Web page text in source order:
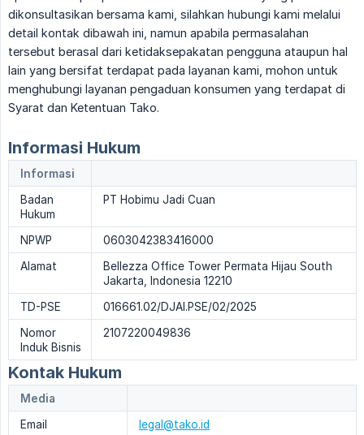
dikonsultasikan bersama kami, silahkan hubungi kami melalui
detail kontak dibawah ini, namun apabila permasalahan
tersebut berasal dari ketidaksepakatan pengguna ataupun hal
lain yang bersifat terdapat pada layanan kami, mohon untuk
menghubungi layanan pengaduan konsumen yang terdapat di
Syarat dan Ketentuan Tako.
Informasi Hukum
Informasi
Badan
Hukum
PT Hobimu Jadi Cuan
NPWP
0603042383416000
Alamat
Bellezza Office Tower Permata Hijau South
Jakarta, Indonesia 12210
TD-PSE
016661.02/DJAI.PSE/02/2025
Nomor
Induk Bisnis
2107220049836
Kontak Hukum
Media
Email
legal@tako.id